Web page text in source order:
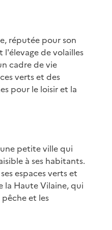
réputée pour son
de volailles
cadre de vie
verts et des
pour le loisir et la
petite ville qui
à ses habitants.
espaces verts et
la Haute Vilaine, qui
et les